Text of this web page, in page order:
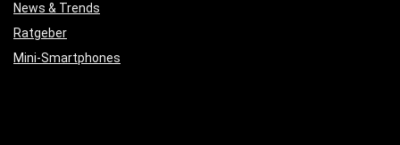
News & Trends
Ratgeber
Mini-Smartphones